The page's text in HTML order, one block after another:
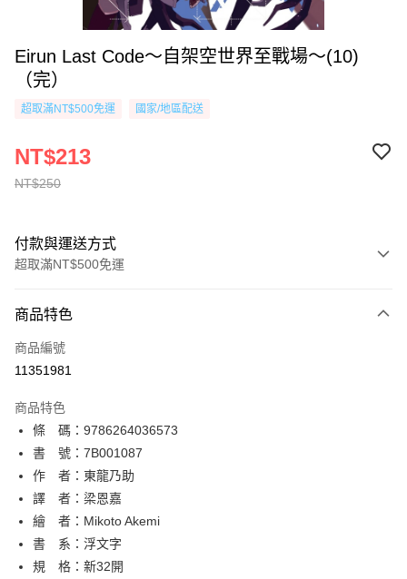
Eirun Last Code～自架空世界至戰場～(10)
（完）
超取滿NT$500免運 國家/地區配送
NT$250
NT$213
付款與運送方式
超取滿NT$500免運
信用卡一次付款
超商取貨付款
相關說明
【關於「AFTEE先享後付」】
AFTEE先享後付是「在收到商品之後才付款」的支付方式。 讓您購物簡單
便利好安心！
１．簡單：不需註冊會員、不需綁卡、不需儲值。
２．便利：只要手機號碼，簡訊認證，即可結帳。
３．安心：先確認商品／服務後，再付款。
【「AFTEE先享後付」結帳流程】
１．於結帳方式選擇「AFTEE先享後付」後，將跳轉至「AFTEE先享後付」
ATM付款
運送方式
全家取貨付款
每筆NT$80，滿NT$500(含以上)免運費
商品特色
商品編號
11351981
商品特色
條 碼：9786264036573
書 號：7B001087
作 者：東龍乃助
譯 者：梁恩嘉
繪 者：Mikoto Akemi
書 系：浮文字
規 格：新32開